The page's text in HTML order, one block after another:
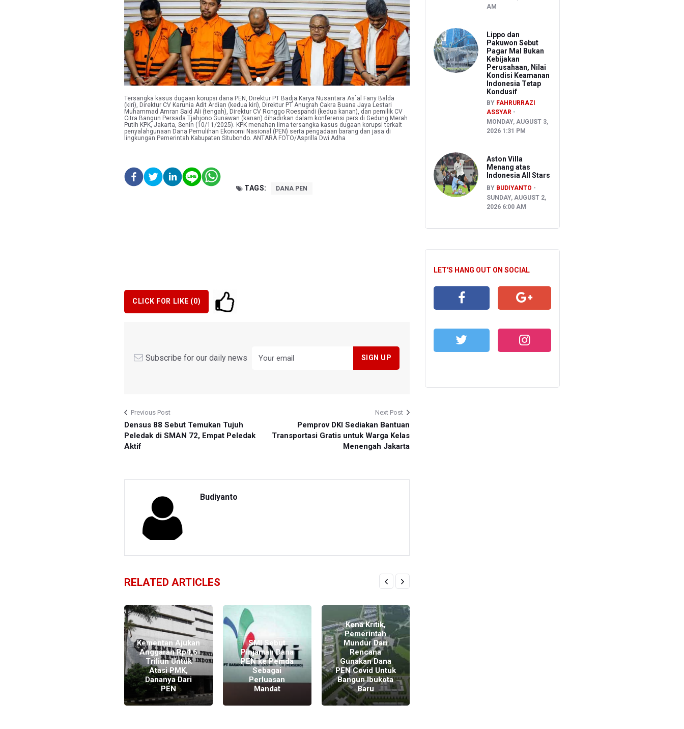
Tersangka kasus dugaan korupsi dana PEN, Direktur PT Badja Karya Nusantara As`al Fany Balda
(kiri), Direktur CV Karunia Adit Ardian (kedua kiri), Direktur PT Anugrah Cakra Buana Jaya Lestari
Muhammad Amran Said Ali (tengah), Direktur CV Ronggo Roespandi (kedua kanan), dan pemilik CV
Citra Bangun Persada Tjahjono Gunawan (kanan) dihadirkan dalam konferensi pers di Gedung Merah
Putih KPK, Jakarta, Senin (10/11/2025). KPK menahan lima tersangka kasus dugaan korupsi terkait
penyalahgunaan Dana Pemulihan Ekonomi Nasional (PEN) serta pengadaan barang dan jasa di
lingkungan Pemerintah Kabupaten Situbondo. ANTARA FOTO/Asprilla Dwi Adha
TAGS: DANA PEN
CLICK FOR LIKE (0)
Subscribe for our daily news
Previous Post
Densus 88 Sebut Temukan Tujuh
Peledak di SMAN 72, Empat Peledak
Aktif
Next Post
Pemprov DKI Sediakan Bantuan
Transportasi Gratis untuk Warga Kelas
Menengah Jakarta
Budiyanto
RELATED ARTICLES
Kementan Ajukan
Anggaran Rp4,6
Triliun Untuk
Atasi PMK,
Dananya Dari
PEN
SMI Sebut
Pinjaman Dana
PEN ke Pemda
Sebagai
Perluasan
Mandat
Kena Kritik,
Pemerintah
Mundur Dari
Rencana
Gunakan Dana
PEN Covid Untuk
Bangun Ibukota
Baru
AM
Lippo dan
Pakuwon Sebut
Pagar Mal Bukan
Kebijakan
Perusahaan, Nilai
Kondisi Keamanan
Indonesia Tetap
Kondusif
BY FAHRURRAZI
ASSYAR
MONDAY, AUGUST 3,
2026 1:31 PM
Aston Villa
Menang atas
Indonesia All Stars
BY BUDIYANTO
SUNDAY, AUGUST 2,
2026 6:00 AM
LET'S HANG OUT ON SOCIAL